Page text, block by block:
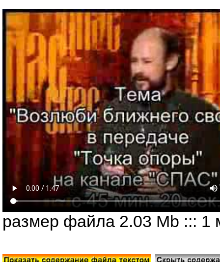
размер файла 2.03 Mb ::: 1